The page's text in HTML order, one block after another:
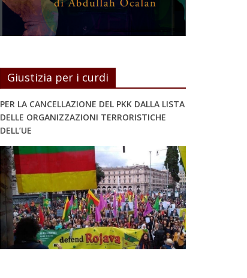
Giustizia per i curdi
PER LA CANCELLAZIONE DEL PKK DALLA LISTA
DELLE ORGANIZZAZIONI TERRORISTICHE
DELL’UE